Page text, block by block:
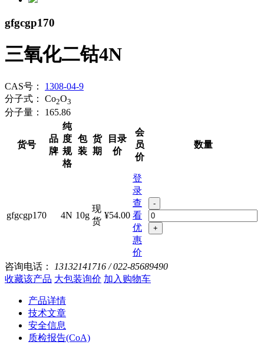
gfgcgp170
三氧化二钴4N
CAS号：
1308-04-9
分子式：
Co2O3
分子量： 165.86
货号
品
牌
纯
度
规
格
包
装
货
期
目录
价
会
员
价
数量
gfgcgp170 4N 10g
现
货
¥54.00
登
录
查
看
优
惠
价
-
+
咨询电话：
13132141716 / 022-85689490
收藏该产品 大包装询价 加入购物车
产品详情
技术文章
安全信息
质检报告(CoA)